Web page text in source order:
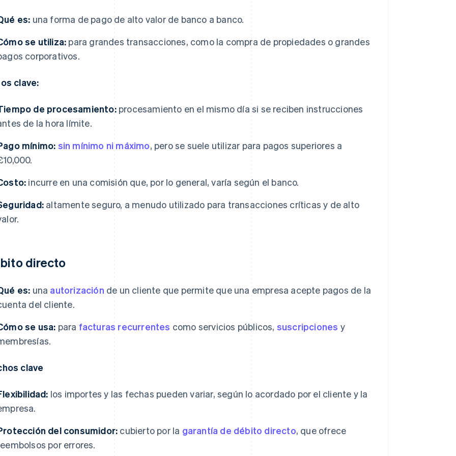
es: una forma de pago de alto valor de banco a banco.
se utiliza: para grandes transacciones, como la compra de propiedades o grandes
corporativos.
clave:
de procesamiento:procesamiento en el mismo día si se reciben instrucciones
de la hora límite.
mínimo: sin mínimo ni máximo, pero se suele utilizar para pagos superiores a
incurre en una comisión que, por lo general, varía según el banco.
altamente seguro, a menudo utilizado para transacciones críticas y de alto
directo
es: una autorización de un cliente que permite que una empresa acepte pagos de la
del cliente.
se usa: para facturas recurrentes como servicios públicos, suscripciones y
clave
los importes y las fechas pueden variar, según lo acordado por el cliente y la
del consumidor: cubierto por la garantía de débito directo, que ofrece
por errores.